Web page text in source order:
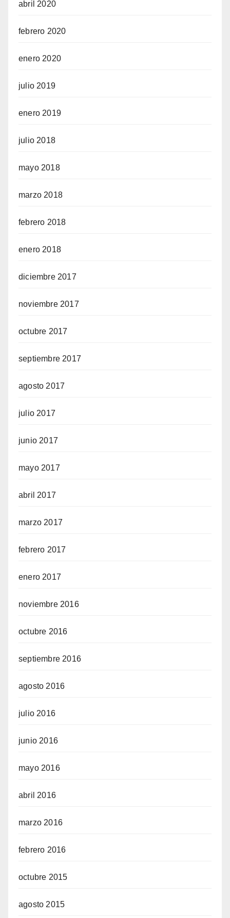
abril 2020
febrero 2020
enero 2020
julio 2019
enero 2019
julio 2018
mayo 2018
marzo 2018
febrero 2018
enero 2018
diciembre 2017
noviembre 2017
octubre 2017
septiembre 2017
agosto 2017
julio 2017
junio 2017
mayo 2017
abril 2017
marzo 2017
febrero 2017
enero 2017
noviembre 2016
octubre 2016
septiembre 2016
agosto 2016
julio 2016
junio 2016
mayo 2016
abril 2016
marzo 2016
febrero 2016
octubre 2015
agosto 2015